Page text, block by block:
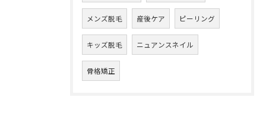
メンズ脱毛 産後ケア ピーリング
キッズ脱毛 ニュアンスネイル
骨格矯正